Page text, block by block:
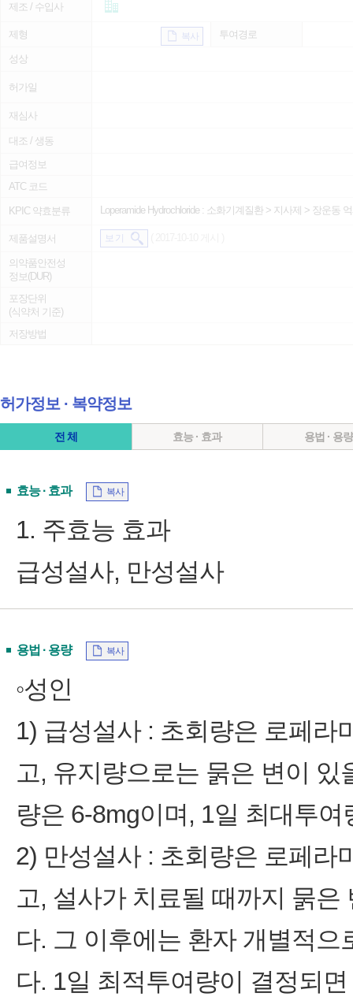
제조 / 수입사
제형 복사 투여경로
성상
허가일
재심사
대조 / 생동
급여정보
ATC 코드
KPIC 약효분류 Loperamide Hydrochloride : 소화기계질환 > 지사제 > 장운동
제품설명서 보 기
의약품안전성
정보(DUR)
포장단위
(식약처 기준)
저장방법
허가정보 ∙ 복약정보
전 체 효능 · 효과 용법 · 용량
효능 · 효과 복사
1. 주효능 효과
급성설사, 만성설사
용법 · 용량 복사
◦성인
1) 급성설사 : 초회량은 로페라
고, 유지량으로는 묽은 변이
량은 6‑8mg이며, 1일 최대투
2) 만성설사 : 초회량은 로페라
고, 설사가 치료될 때까지 묽
다. 그 이후에는 환자 개별적
다. 1일 최적투여량이 결정되